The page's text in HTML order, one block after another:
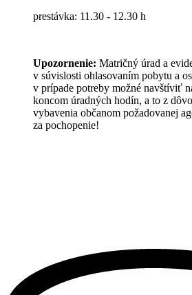
prestávka: 11.30 - 12.30 h
Upozornenie: Matričný úrad a
v súvislosti ohlasovaním pobytu a
v prípade potreby možné navštíviť
koncom úradných hodín, a to z
vybavenia občanom požadovanej
za pochopenie!